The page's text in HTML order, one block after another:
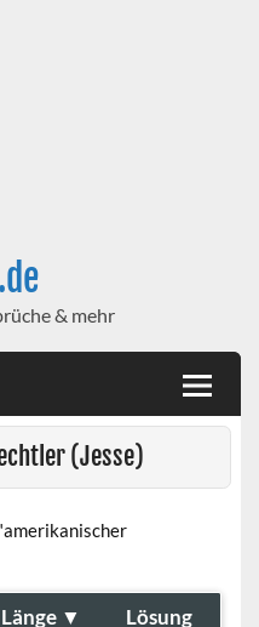
& mehr
(Jesse)
Länge ▼ Lösung